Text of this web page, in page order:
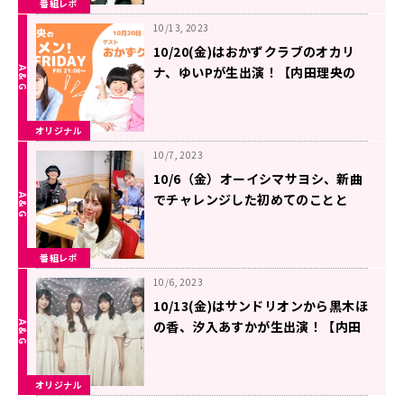
番組レポ
オリジナル
10/13, 2023
10/20(金)はおかずクラブのオカリ
ナ、ゆいPが生出演！【内田理央の
番組レポ
10/7, 2023
10/6（金）オーイシマサヨシ、新曲
でチャレンジした初めてのことと
オリジナル
10/6, 2023
10/13(金)はサンドリオンから黒木ほ
の香、汐入あすかが生出演！【内田